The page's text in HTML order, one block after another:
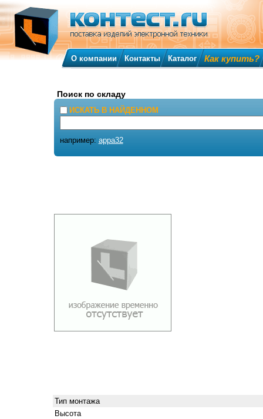
Тип монтажа
Высота
О компании Контакты Каталог Как купить?
Поиск по складу
ИСКАТЬ В НАЙДЕННОМ
например: appa32